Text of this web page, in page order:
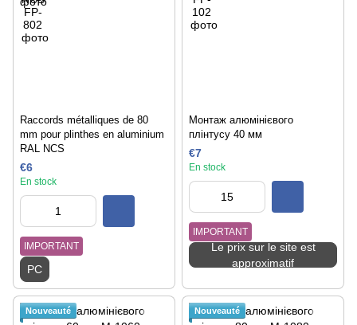
Raccords métalliques de 80
mm pour plinthes en aluminium
RAL NCS
€6
En stock
IMPORTANT
PC
Монтаж алюмінієвого
плінтусу 40 мм
€7
En stock
IMPORTANT
Le prix sur le site est
approximatif
Nouveauté Nouveauté